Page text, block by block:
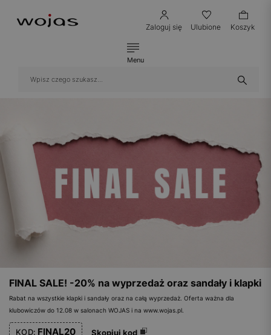
Zaloguj się Ulubione Koszyk
Menu
FINAL SALE! -20% na wyprzedaż oraz sandały i klapki
Rabat na wszystkie klapki i sandały oraz na całą wyprzedaż. Oferta ważna dla
klubowiczów do 12.08 w salonach WOJAS i na www.wojas.pl.
KOD: FINAL20 Skopiuj kod